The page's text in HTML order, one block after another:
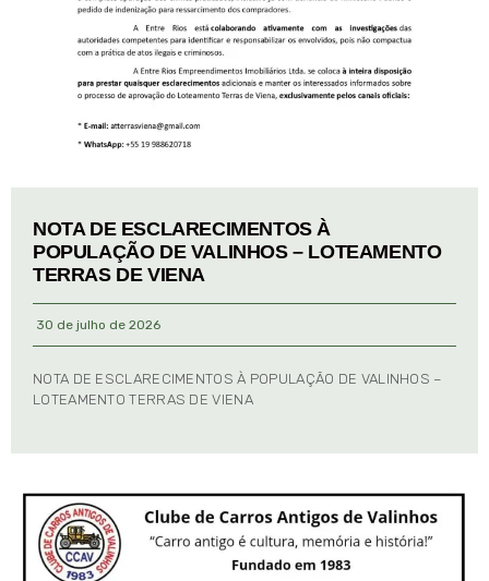
NOTA DE ESCLARECIMENTOS À
POPULAÇÃO DE VALINHOS – LOTEAMENTO
TERRAS DE VIENA
30 de julho de 2026
NOTA DE ESCLARECIMENTOS À POPULAÇÃO DE VALINHOS –
LOTEAMENTO TERRAS DE VIENA